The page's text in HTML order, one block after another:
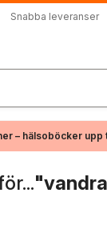
Snabba leveranser
– hälsoböcker upp